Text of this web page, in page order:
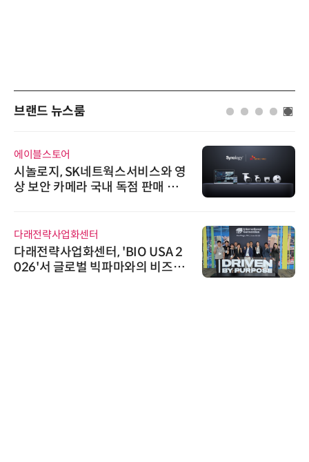
브랜드 뉴스룸
SK네트웍스서비스와 영
메라 국내 독점 판매 파
화센터
업화센터, 'BIO USA 2
벌 빅파마와의 비즈니
와이즈스톤
와이즈스
수집 데이
수여
인아그룹
'자동화 산
인아그룹
어 개최